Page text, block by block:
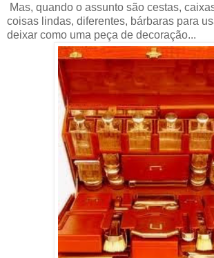
Mas, quando o assunto são cestas,
coisas lindas, diferentes, bárbaras para
deixar como uma peça de decoração...